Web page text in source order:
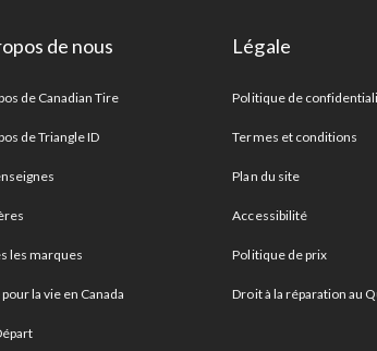
de nous
de Canadian Tire
de Triangle ID
les marques
la vie en Canada
Légale
Politique de
Termes et conditions
Plan du site
Accessibilité
Politique de prix
Droit à la réparation au